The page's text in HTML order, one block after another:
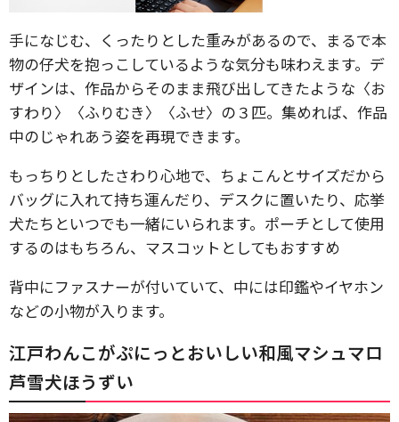
手になじむ、くったりとした重みがあるので、まるで本
物の仔犬を抱っこしているような気分も味わえます。デ
ザインは、作品からそのまま飛び出してきたような〈お
すわり〉〈ふりむき〉〈ふせ〉の３匹。集めれば、作品
中のじゃれあう姿を再現できます。
もっちりとしたさわり心地で、ちょこんとサイズだから
バッグに入れて持ち運んだり、デスクに置いたり、応挙
犬たちといつでも一緒にいられます。ポーチとして使用
するのはもちろん、マスコットとしてもおすすめ
背中にファスナーが付いていて、中には印鑑やイヤホン
などの小物が入ります。
江戸わんこがぷにっとおいしい和風マシュマロ
芦雪犬ほうずい